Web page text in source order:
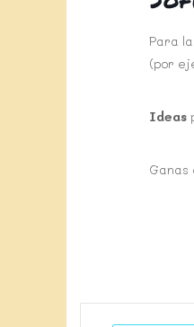
Para la
(por
Ideas